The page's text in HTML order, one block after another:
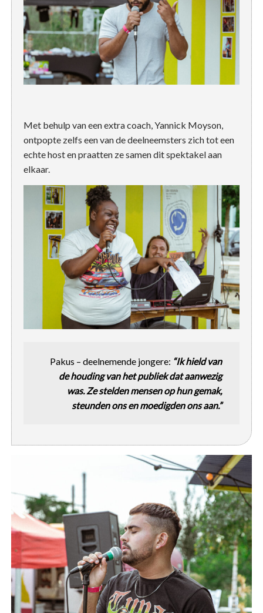
Met behulp van een extra coach, Yannick Moyson,
ontpopte zelfs een van de deelneemsters zich tot een
echte host en praatten ze samen dit spektakel aan
elkaar.
Pakus – deelnemende jongere: “Ik hield van
de houding van het publiek dat aanwezig
was. Ze stelden mensen op hun gemak,
steunden ons en moedigden ons aan.”